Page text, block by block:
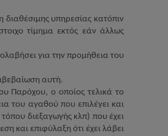
υπηρεσίας κατόπιν
τίμημα εκτός εάν άλλως
για την προμήθεια του
αυτή.
Παρόχου, ο οποίος τελικά το
του αγαθού που επιλέγει και
διεξαγωγής κλπ) που έχει
και επιφύλαξη ότι έχει λάβει